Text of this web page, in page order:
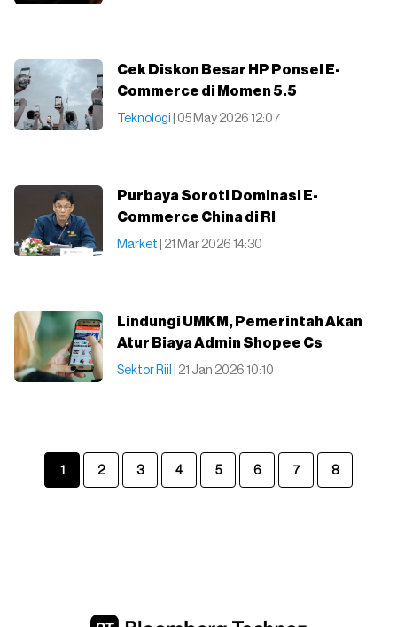
Cek Diskon Besar HP Ponsel E-
Commerce di Momen 5.5
Teknologi | 05 May 2026 12:07
Purbaya Soroti Dominasi E-
Commerce China di RI
Market | 21 Mar 2026 14:30
Lindungi UMKM, Pemerintah Akan
Atur Biaya Admin Shopee Cs
Sektor Riil | 21 Jan 2026 10:10
1 2 3 4 5 6 7 8